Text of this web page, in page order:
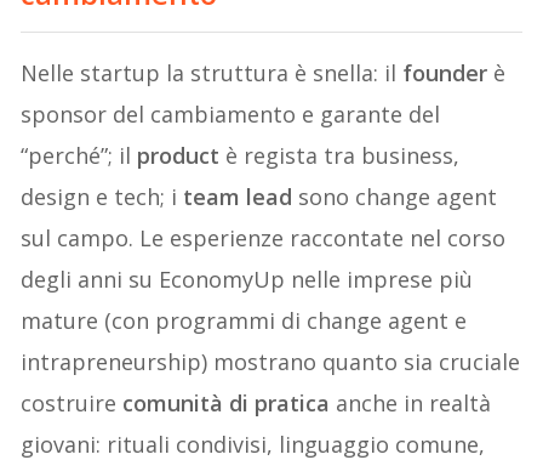
Nelle startup la struttura è snella: il founder è
sponsor del cambiamento e garante del
“perché”; il product è regista tra business,
design e tech; i team lead sono change agent
sul campo. Le esperienze raccontate nel corso
degli anni su EconomyUp nelle imprese più
mature (con programmi di change agent e
intrapreneurship) mostrano quanto sia cruciale
costruire comunità di pratica anche in realtà
giovani: rituali condivisi, linguaggio comune,